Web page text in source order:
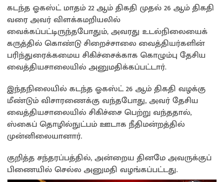
கடந்த ஓகஸ்ட் மாதம் 22 ஆம் திகதி முதல் 26 ஆம் திகதி
வரை அவர் விளக்கமறியலில்
வைக்கப்பட்டிருந்தபோதும், அவரது உடல்நிலையைக்
கருத்தில் கொண்டு சிறைச்சாலை வைத்தியர்களின்
பரிந்துரைக்கமைய சிகிச்சைக்காக கொழும்பு தேசிய
வைத்தியசாலையில் அனுமதிக்கப்பட்டார்.
இந்தநிலையில் கடந்த ஓகஸ்ட் 26 ஆம் திகதி வழக்கு
மீண்டும் விசாரணைக்கு வந்தபோது, அவர் தேசிய
வைத்தியசாலையில் சிகிச்சை பெற்று வந்ததால்,
ஸ்கைப் தொழில்நுட்பம் ஊடாக நீதிமன்றத்தில்
முன்னிலையானார்.
குறித்த சந்தரப்பத்தில், அன்றைய தினமே அவருக்குப்
பிணையில் செல்ல அனுமதி வழங்கப்பட்டது.